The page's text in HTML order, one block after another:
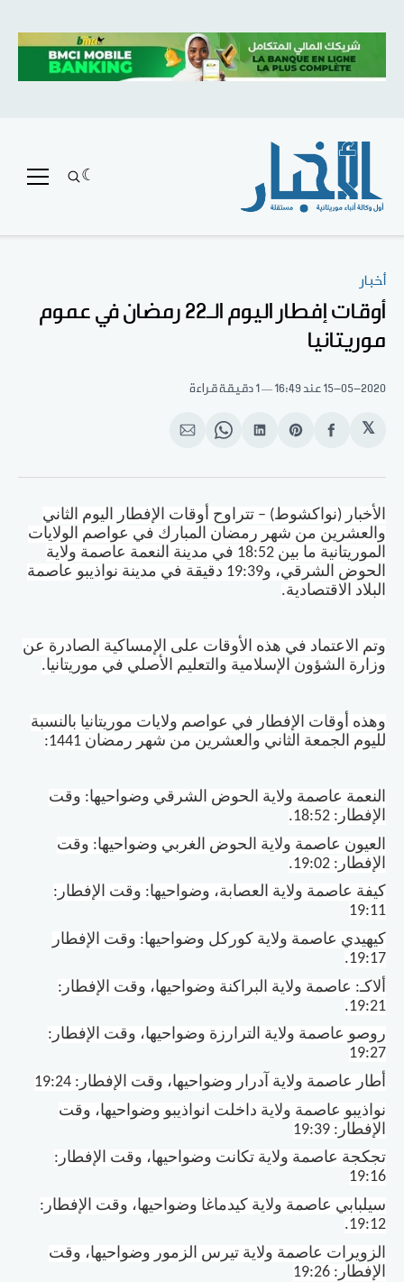
أخبار
أوقات إفطار اليوم الـ22 رمضان في عموم
موريتانيا
15-05-2020 عند 16:49 1 دقيقة قراءة
𝕏
انشر
الفيسبوك
Share
Pinterest
انشر
لينكد
Share
WhatsApp
انشر
الإيميل
الأخبار (نواكشوط) – تتراوح أوقات الإفطار اليوم الثاني
والعشرين من شهر رمضان المبارك في عواصم الولايات
الموريتانية ما بين 18:52 في مدينة النعمة عاصمة ولاية
الحوض الشرقي، و19:39 دقيقة في مدينة نواذيبو عاصمة
البلاد الاقتصادية.
وتم الاعتماد في هذه الأوقات على الإمساكية الصادرة عن
وزارة الشؤون الإسلامية والتعليم الأصلي في موريتانيا.
وهذه أوقات الإفطار في عواصم ولايات موريتانيا بالنسبة
لليوم الجمعة الثاني والعشرين من شهر رمضان 1441
:
النعمة عاصمة ولاية الحوض الشرقي وضواحيها: وقت
الإفطار: 18:52
.
العيون عاصمة ولاية الحوض الغربي وضواحيها: وقت
الإفطار: 19:02
.
كيفة عاصمة ولاية العصابة، وضواحيها: وقت الإفطار:
19:11
كيهيدي عاصمة ولاية كوركل وضواحيها: وقت الإفطار
19:17
.
ألاكـ: عاصمة ولاية البراكنة وضواحيها، وقت الإفطار:
19:21
.
روصو عاصمة ولاية الترارزة وضواحيها، وقت الإفطار:
19:27
أطار عاصمة ولاية آدرار وضواحيها، وقت الإفطار: 19:24
نواذيبو عاصمة ولاية داخلت انواذيبو وضواحيها، وقت
الإفطار: 19:39
تجكجة عاصمة ولاية تكانت وضواحيها، وقت الإفطار:
19:16
سيلبابي عاصمة ولاية كيدماغا وضواحيها، وقت الإفطار:
19:12
.
الزويرات عاصمة ولاية تيرس الزمور وضواحيها، وقت
الإفطار: 19:26